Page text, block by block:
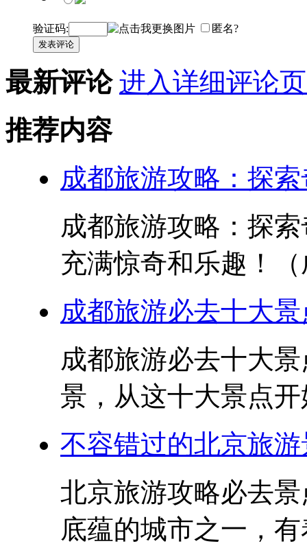
验证码: 匿名?
发表评论
最新评论 进入详细评论
推荐内容
成都旅游攻略：探
成都旅游攻略：探
充满惊奇和乐趣！
成都旅游必去十大
成都旅游必去十大
景，从这十大景点
不容错过的北京旅
北京旅游攻略必去
底蕴的城市之一，